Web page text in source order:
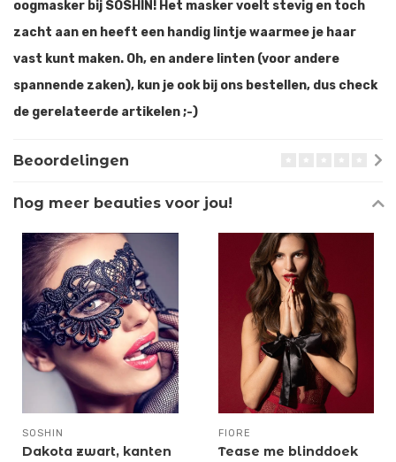
oogmasker bij SOSHIN! Het masker voelt stevig en toch
zacht aan en heeft een handig lintje waarmee je haar
vast kunt maken. Oh, en andere linten (voor andere
spannende zaken), kun je ook bij ons bestellen, dus check
de gerelateerde artikelen ;-)
Beoordelingen
Nog meer beauties voor jou!
SOSHIN
Dakota zwart, kanten
FIORE
Tease me blinddoek